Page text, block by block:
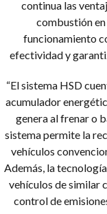
continua las
combustión en
funcionamiento
efectividad y
“El sistema HSD
acumulador
genera al frenar o
sistema permite la
vehículos
Además, la
vehículos de similar
control de